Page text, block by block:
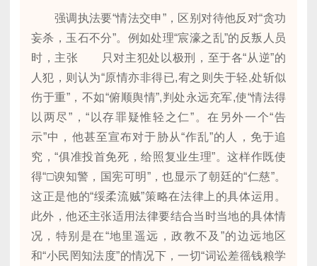
强调执法要“情法交申”，区别对待他反对“贪功
妄杀，玉石不分”。例如处理“宸濠之乱”的反叛人员
时，主张 只对主犯处以极刑，至于各“从逆”的
人犯，则认为“原情亦非得已,宥之则失于轻,处斩似
伤于重”，不如“俯顺舆情”,判处永远充军,使“情法得
以两尽”，“以存罪疑惟轻之仁”。在另外一个“告
示”中，他甚至宣布对于胁从“作乱”的人，免于追
究，“俱准投首免死，给照复业生理”。这样作既使
得“□谀知警，国宪可明”，也显示了朝廷的“仁慈”。
这正是他的“绥柔流贼”策略在法律上的具体运用。
此外，他还主张适用法律要结合当时当地的具体情
况，特别是在“地里遥远，政教不及”的边远地区
和“小民罔知法度”的情况下，一切“词讼差徭钱粮学